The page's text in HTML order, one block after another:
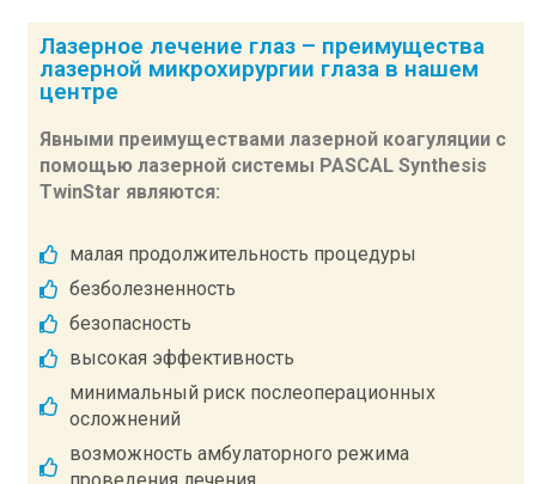
Лазерное лечение глаз – преимущества
лазерной микрохирургии глаза в нашем
центре
Явными преимуществами лазерной коагуляции с
помощью лазерной системы PASCAL Synthesis
TwinStar являются:
малая продолжительность процедуры
безболезненность
безопасность
высокая эффективность
минимальный риск послеоперационных
осложнений
возможность амбулаторного режима